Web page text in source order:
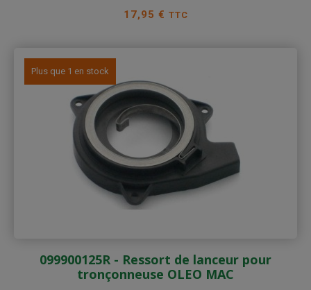
Prix
17,95 € TTC
Plus que 1 en stock
099900125R - Ressort de lanceur pour
tronçonneuse OLEO MAC